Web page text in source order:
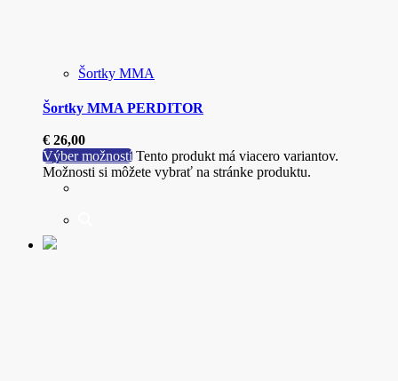
Šortky MMA
Šortky MMA PERDITOR
€ 26,00
Výber možností Tento produkt má viacero variantov.
Možnosti si môžete vybrať na stránke produktu.